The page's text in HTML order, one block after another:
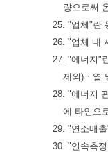
량으로써
25. "업체"란
26. "업체 내
27. "에너지"
제외)ㆍ열
28. "에너지
에 타인으
29. "연소배
30. "연속측